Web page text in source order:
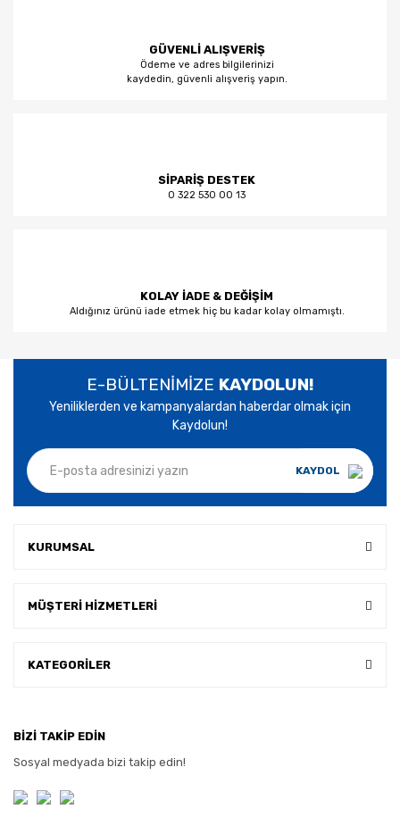
GÜVENLİ ALIŞVERİŞ
Ödeme ve adres bilgilerinizi
kaydedin, güvenli alışveriş yapın.
SİPARİŞ DESTEK
0 322 530 00 13
KOLAY İADE & DEĞİŞİM
Aldığınız ürünü iade etmek hiç bu kadar kolay olmamıştı.
E-BÜLTENİMİZE KAYDOLUN!
Yeniliklerden ve kampanyalardan haberdar olmak için
Kaydolun!
KAYDOL
KURUMSAL
MÜŞTERİ HİZMETLERİ
KATEGORİLER
BİZİ TAKİP EDİN
Sosyal medyada bizi takip edin!